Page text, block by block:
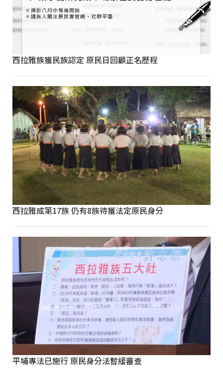
西拉雅族獲民族認定 原民日回顧正名歷程
西拉雅成第17族 仍有8族待獲法定原民身分
平埔專法已施行 原民身分法暫緩審查